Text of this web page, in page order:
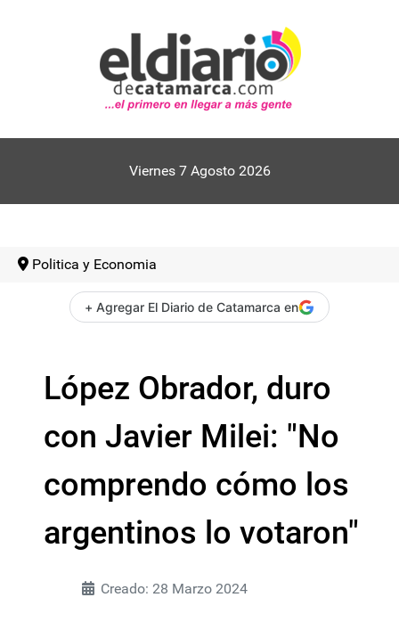
Viernes 7 Agosto 2026
Politica y Economia
+ Agregar El Diario de Catamarca en
López Obrador, duro
con Javier Milei: "No
comprendo cómo los
argentinos lo votaron"
Creado: 28 Marzo 2024